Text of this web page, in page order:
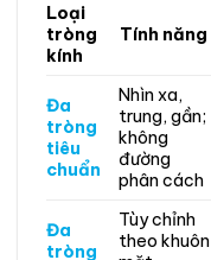
Loại
tròng
kính
Tính năng
Đa
tròng
tiêu
chuẩn
Nhìn xa,
trung, gần;
không
đường
phân cách
Đa
tròng
Tùy chỉnh
theo khuôn